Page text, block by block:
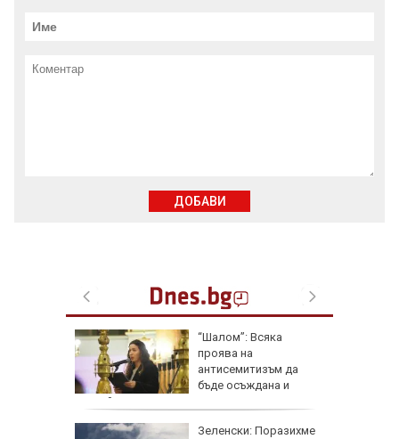
“Шалом”: Всяка
проява на
антисемитизъм да
бъде осъждана и
заклеймявана
Зеленски: Поразихме
ДОБАВИ